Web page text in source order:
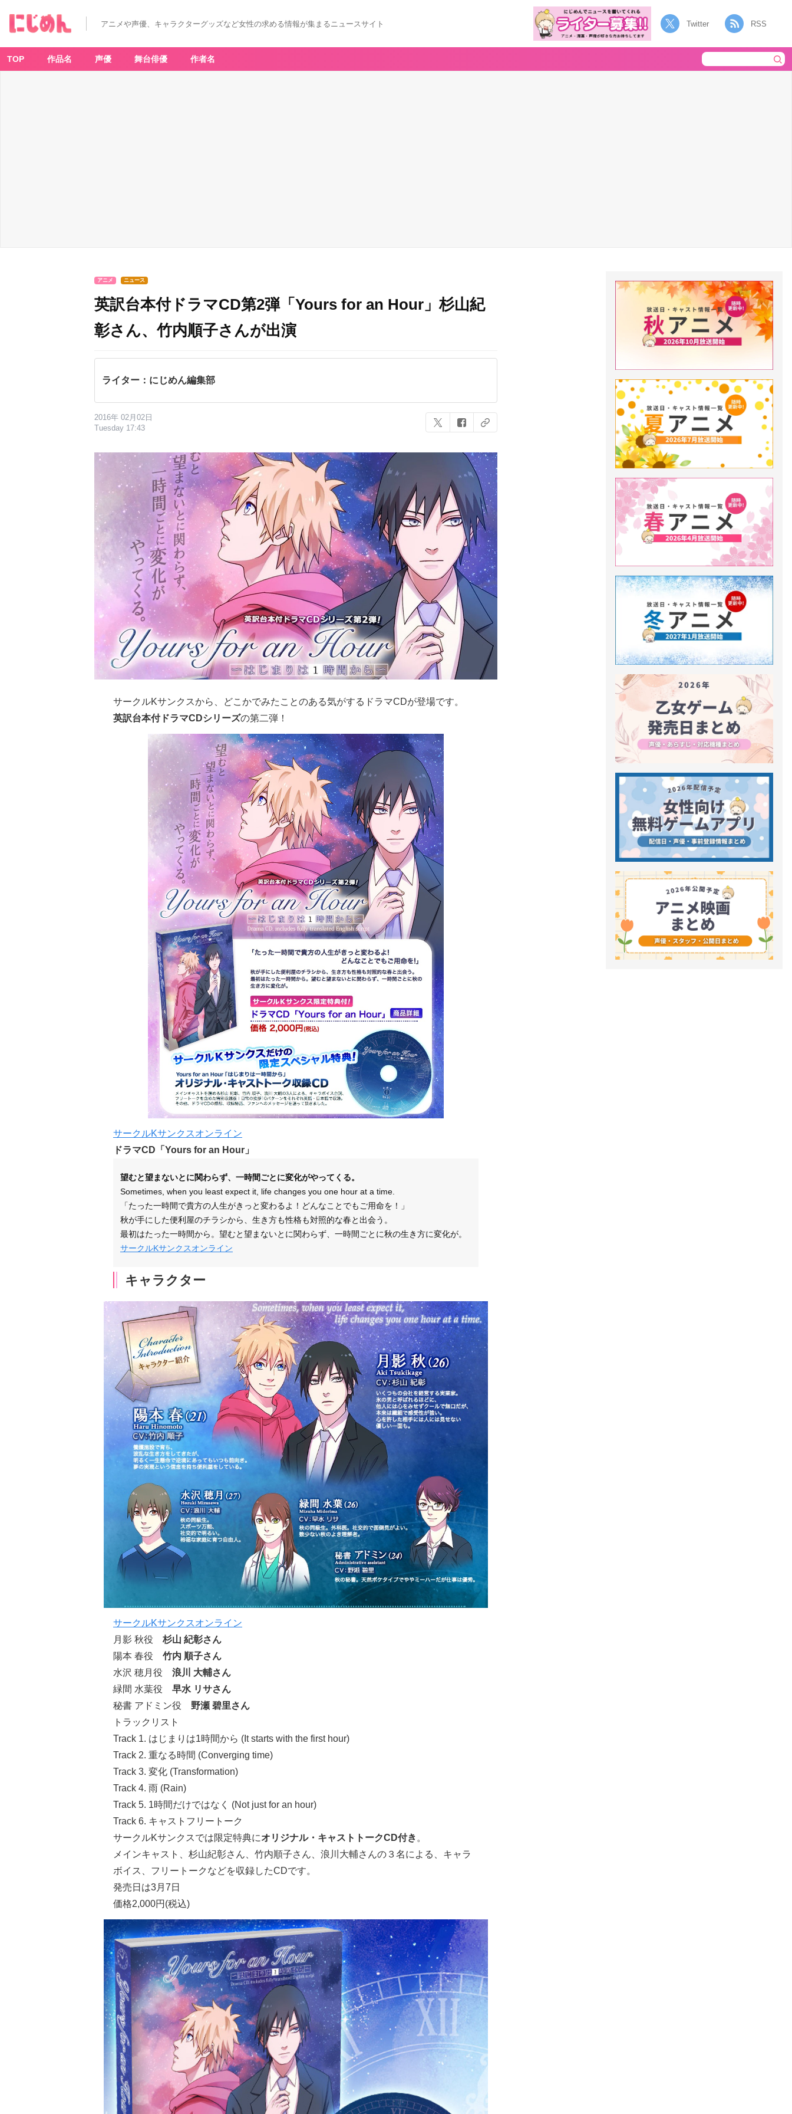
アニメや声優、キャラクターグッズなど女性の求める情報が集まるニュースサイト Twitter RSS
TOP 作品名 声優 舞台俳優 作者名
アニメ ニュース
英訳台本付ドラマCD第2弾「Yours for an Hour」杉山紀
彰さん、竹内順子さんが出演
ライター：にじめん編集部
2016年 02月02日
Tuesday 17:43
サークルKサンクスから、どこかでみたことのある気がするドラマCDが登場です。
英訳台本付ドラマCDシリーズの第二弾！
サークルKサンクスオンライン
ドラマCD「Yours for an Hour」
望むと望まないとに関わらず、一時間ごとに変化がやってくる。
Sometimes, when you least expect it, life changes you one hour at a time.
「たった一時間で貴方の人生がきっと変わるよ！どんなことでもご用命を！」
秋が手にした便利屋のチラシから、生き方も性格も対照的な春と出会う。
最初はたった一時間から。望むと望まないとに関わらず、一時間ごとに秋の生き方に変化が。
サークルKサンクスオンライン
キャラクター
サークルKサンクスオンライン
月影 秋役 杉山 紀彰さん
陽本 春役 竹内 順子さん
水沢 穂月役 浪川 大輔さん
緑間 水葉役 早水 リサさん
秘書 アドミン役 野瀬 碧里さん
トラックリスト
Track 1. はじまりは1時間から (It starts with the first hour)
Track 2. 重なる時間 (Converging time)
Track 3. 変化 (Transformation)
Track 4. 雨 (Rain)
Track 5. 1時間だけではなく (Not just for an hour)
Track 6. キャストフリートーク
サークルKサンクスでは限定特典にオリジナル・キャストトークCD付き 。
メインキャスト、杉山紀彰さん、竹内順子さん、浪川大輔さんの３名による、キャラ
ボイス、フリートークなどを収録したCDです。
発売日は3月7日
価格2,000円(税込)